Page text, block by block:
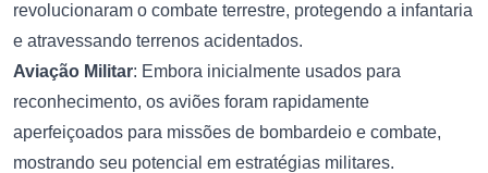
revolucionaram o combate terrestre, protegendo a infantaria
e atravessando terrenos acidentados.
Aviação Militar: Embora inicialmente usados para
reconhecimento, os aviões foram rapidamente
aperfeiçoados para missões de bombardeio e combate,
mostrando seu potencial em estratégias militares.